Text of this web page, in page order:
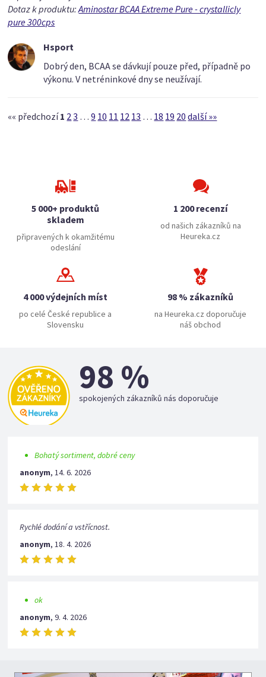
Dotaz k produktu:Aminostar BCAA Extreme Pure - crystallicly
pure 300cps
Hsport
Dobrý den, BCAA se dávkují pouze před, případně po
výkonu. V netréninkové dny se neužívají.
«« předchozí1 23 … 9 10 11 12 13 … 18 19 20 další »»
5 000+ produktů
skladem
připravených k okamžitému
odeslání
1 200 recenzí
od našich zákazníků na
Heureka.cz
4 000 výdejních míst
po celé České republice a
Slovensku
98 % zákazníků
na Heureka.cz doporučuje
náš obchod
98 %
spokojených zákazníků nás doporučuje
Bohatý sortiment, dobré ceny
anonym,14. 6. 2026
Rychlé dodání a vstřícnost.
anonym,18. 4. 2026
ok
anonym,9. 4. 2026